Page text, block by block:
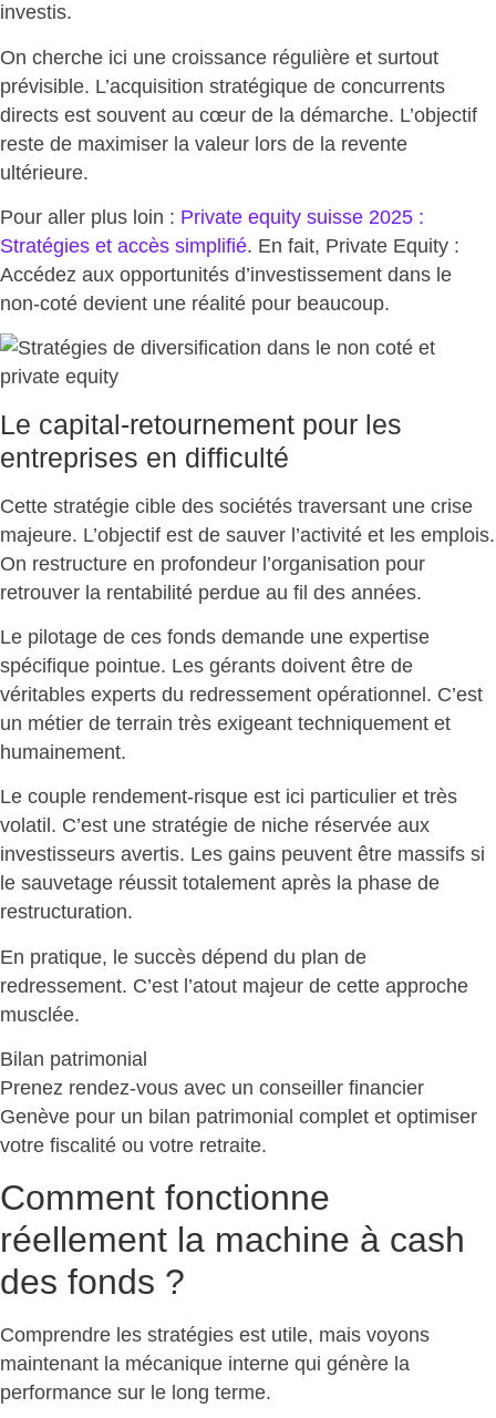
investis.
On cherche ici une croissance régulière et surtout
prévisible. L’acquisition stratégique de concurrents
directs est souvent au cœur de la démarche. L’objectif
reste de maximiser la valeur lors de la revente
ultérieure.
Pour aller plus loin : Private equity suisse 2025 :
Stratégies et accès simplifié. En fait, Private Equity :
Accédez aux opportunités d’investissement dans le
non-coté devient une réalité pour beaucoup.
Le capital-retournement pour les
entreprises en difficulté
Cette stratégie cible des sociétés traversant une crise
majeure. L’objectif est de sauver l’activité et les emplois.
On restructure en profondeur l’organisation pour
retrouver la rentabilité perdue au fil des années.
Le pilotage de ces fonds demande une expertise
spécifique pointue. Les gérants doivent être de
véritables experts du redressement opérationnel . C’est
un métier de terrain très exigeant techniquement et
humainement.
Le couple rendement-risque est ici particulier et très
volatil. C’est une stratégie de niche réservée aux
investisseurs avertis. Les gains peuvent être massifs si
le sauvetage réussit totalement après la phase de
restructuration.
En pratique, le succès dépend du plan de
redressement. C’est l’atout majeur de cette approche
musclée.
Bilan patrimonial
Prenez rendez-vous avec un conseiller financier
Genève pour un bilan patrimonial complet et optimiser
votre fiscalité ou votre retraite.
Comment fonctionne
réellement la machine à cash
des fonds ?
Comprendre les stratégies est utile, mais voyons
maintenant la mécanique interne qui génère la
performance sur le long terme.